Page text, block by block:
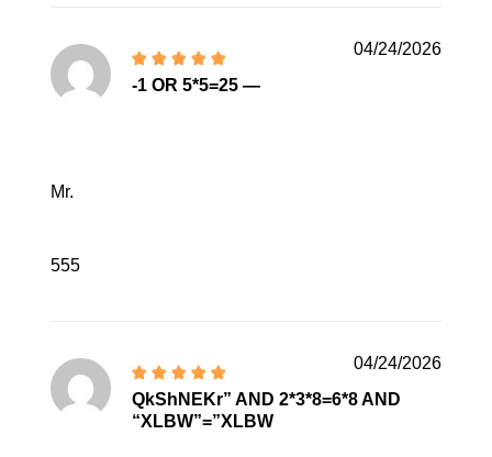
-1 OR 5*5=25 —
04/24/2026
Mr.
555
QkShNEKr” AND 2*3*8=6*8 AND
“XLBW”=”XLBW
04/24/2026